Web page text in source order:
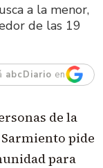
a la menor,
de las 19
abcDiario en
de la
pide
para